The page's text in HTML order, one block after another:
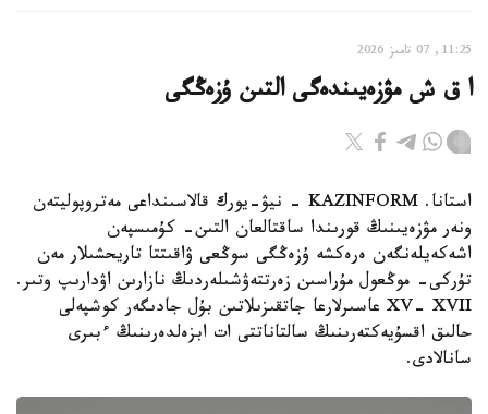
11:25, 07 تامىز 2026
ا ق ش مۋزەيىندەگى التىن ۇزەڭگى
استانا. KAZINFORM - نيۋ-يورك قالاسىنداعى مەتروپوليتەن
ونەر مۋزەيىنىڭ قورىندا ساقتالعان التىن- كۇمىسپەن
اشەكەيلەنگەن ەرەكشە ۇزەڭگى سوڭعى ۋاقىتتا تاريحشىلار مەن
تۇركى- موڭعول مۇراسىن زەرتتەۋشىلەردىڭ نازارىن اۋدارىپ وتىر.
XV- XVII عاسىرلارعا جاتقىزىلاتىن بۇل جادىگەر كوشپەلى
حالىق اقسۇيەكتەرىنىڭ سالتاناتتى ات ابزەلدەرىنىڭ ءبىرى
سانالادى.